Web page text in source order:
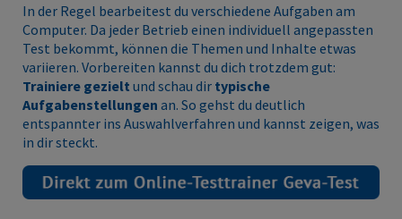
In der Regel bearbeitest du verschiedene Aufgaben am
Computer. Da jeder Betrieb einen individuell angepassten
Test bekommt, können die Themen und Inhalte etwas
variieren. Vorbereiten kannst du dich trotzdem gut:
Trainiere gezielt und schau dir typische
Aufgabenstellungen an. So gehst du deutlich
entspannter ins Auswahlverfahren und kannst zeigen, was
in dir steckt.